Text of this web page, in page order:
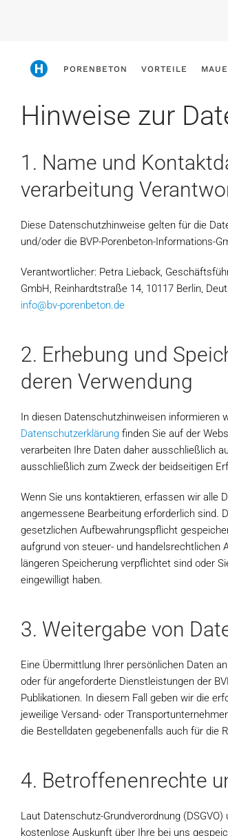
main
content
PORENBETON VORTEILE
Hinweise zur
1. Name und
verarbeitung
Diese Datenschutzhinweise gelten für die
und/oder die BVP-Porenbeton-Informations-
Verantwortlicher: Petra Lieback,
GmbH, Reinhardtstraße 14, 10117 Berlin,
info@bv-porenbeton.de
2. Erhebung und
deren Verwendung
In diesen Datenschutzhinweisen informieren
Datenschutzerklärung finden Sie auf der
verarbeiten Ihre Daten daher ausschließlich
ausschließlich zum Zweck der beidseitigen
Wenn Sie uns kontaktieren, erfassen wir alle
angemessene Bearbeitung erforderlich sind.
gesetzlichen Aufbewahrungspflicht
aufgrund von steuer- und handelsrechtlichen
längeren Speicherung verpflichtet sind oder
eingewilligt haben.
3. Weitergabe von
Eine Übermittlung Ihrer persönlichen Daten
oder für angeforderte Dienstleistungen der
Publikationen. In diesem Fall geben wir die
jeweilige Versand- oder
die Bestelldaten gegebenenfalls auch für die
4. Betroffenenrechte
Laut Datenschutz-Grundverordnung
kostenlose Auskunft über Ihre bei uns